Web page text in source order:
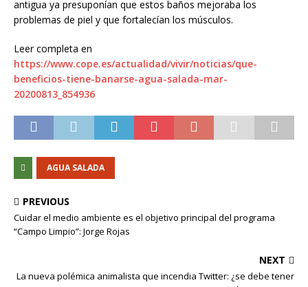
antigua ya presuponían que estos baños mejoraba los
problemas de piel y que fortalecían los músculos.
Leer completa en
https://www.cope.es/actualidad/vivir/noticias/que-
beneficios-tiene-banarse-agua-salada-mar-
20200813_854936
AGUA SALADA
PREVIOUS
Cuidar el medio ambiente es el objetivo principal del programa
“Campo Limpio”: Jorge Rojas
NEXT
La nueva polémica animalista que incendia Twitter: ¿se debe tener